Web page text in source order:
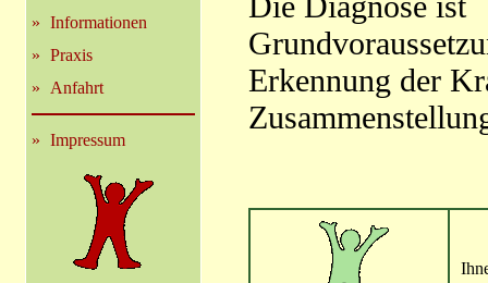
» Informationen
» Praxis
»
Anfahrt
» Impressum